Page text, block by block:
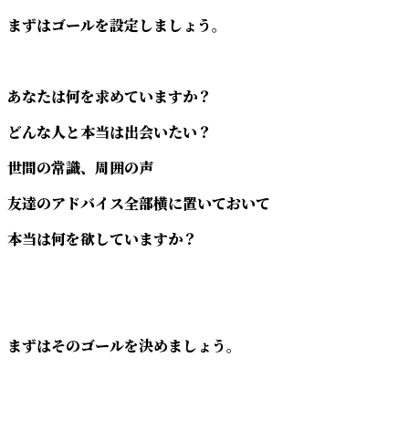
まずはゴールを設定しましょう。
あなたは何を求めていますか？
どんな人と本当は出会いたい？
世間の常識、周囲の声
友達のアドバイス全部横に置いておいて
本当は何を欲していますか？
まずはそのゴールを決めましょう。